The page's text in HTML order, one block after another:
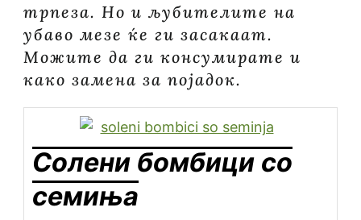
трпеза. Но и љубителите на
убаво мезе ќе ги засакаат.
Можите да ги консумирате и
како замена за појадок.
Солени бомбици со
семиња